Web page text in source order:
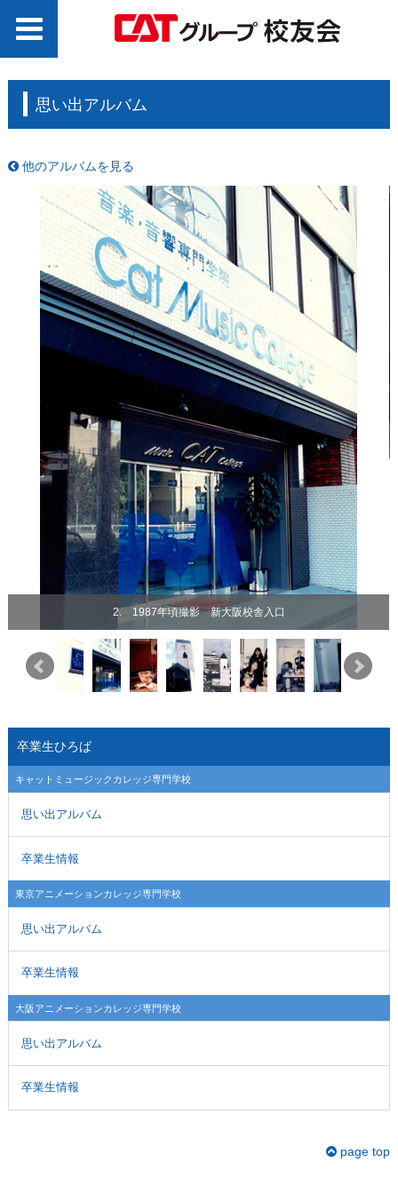
思い出アルバム
他のアルバムを見る
2. 1987年頃撮影 新大阪校舎入口
卒業生ひろば
キャットミュージックカレッジ専門学校
思い出アルバム
卒業生情報
東京アニメーションカレッジ専門学校
思い出アルバム
卒業生情報
大阪アニメーションカレッジ専門学校
思い出アルバム
卒業生情報
page top